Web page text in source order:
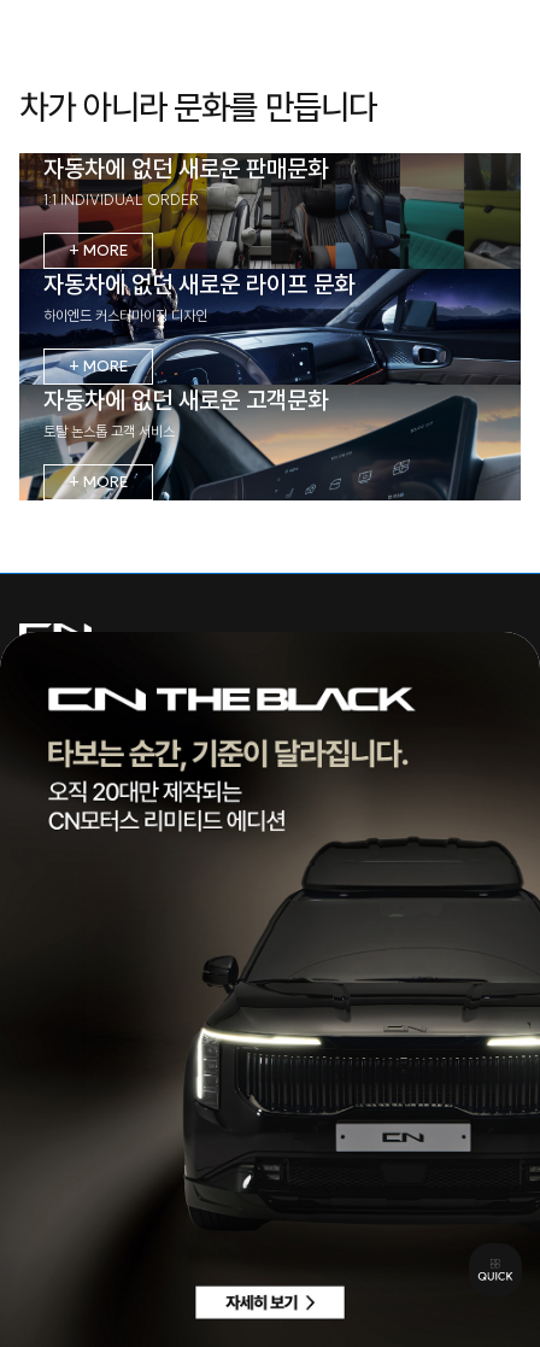
차가 아니라 문화를 만듭니다
자동차에 없던 새로운 판매문화
1:1 INDIVIDUAL ORDER
+ MORE
자동차에 없던 새로운 라이프 문화
하이엔드 커스터마이징 디자인
+ MORE
자동차에 없던 새로운 고객문화
토탈 논스톱 고객 서비스
+ MORE
주식회사 씨엔모터스
대표 | 조종현
전화 |1855-3966
팩스 | 032-578-3966
통신판매업신고번호 | 제 2022-인천서구-2322호
차량구매상담 | 평일 09:00 ~ 18:00 / 주말 및 공휴일 10:00 ~ 18:00
AS 및 기타상담 | 평일 09:00 ~ 18:00 / 주말 및 공휴일 휴무
이메일수집정보